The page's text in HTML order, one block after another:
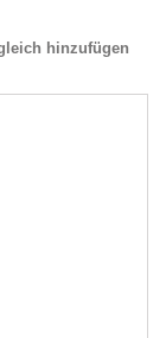
hinzufügen